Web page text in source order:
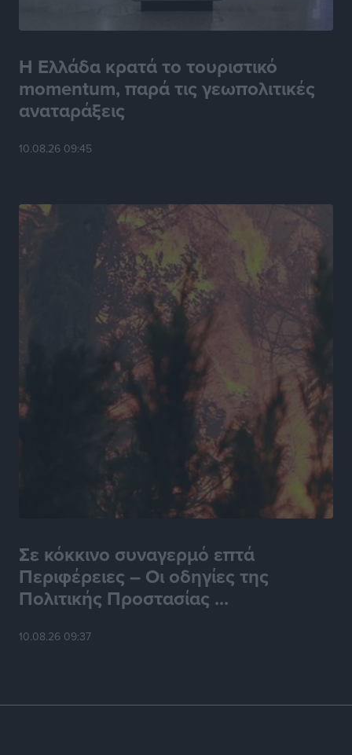
Η Ελλάδα κρατά το τουριστικό
momentum, παρά τις γεωπολιτικές
αναταράξεις
10.08.26 09:45
Σε κόκκινο συναγερμό επτά
Περιφέρειες – Οι οδηγίες της
Πολιτικής Προστασίας ...
10.08.26 09:37